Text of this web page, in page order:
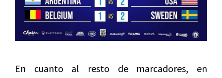
En cuanto al resto de marcadores, en